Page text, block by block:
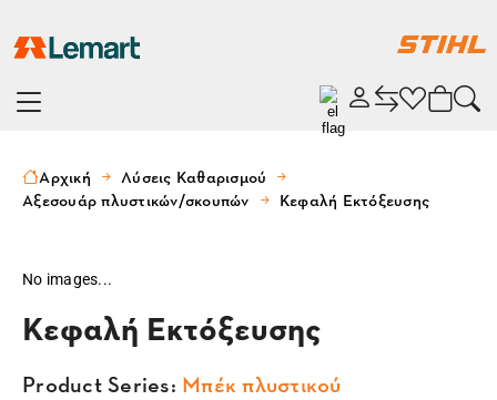
Αρχική
Λύσεις Καθαρισμού
Αξεσουάρ πλυστικών/σκουπών
Κεφαλή Εκτόξευσης
No images...
Κεφαλή Εκτόξευσης
Product Series: Μπέκ πλυστικού